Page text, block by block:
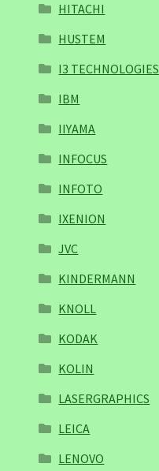
HITACHI
HUSTEM
I3 TECHNOLOGIES
IBM
IIYAMA
INFOCUS
INFOTO
IXENION
JVC
KINDERMANN
KNOLL
KODAK
KOLIN
LASERGRAPHICS
LEICA
LENOVO